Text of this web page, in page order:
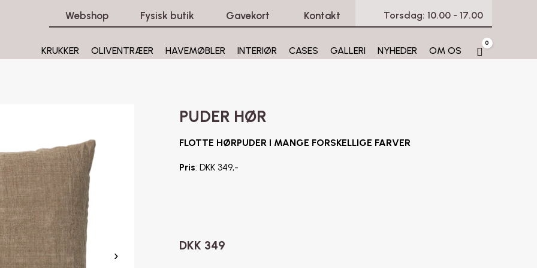
Webshop Fysisk butik Gavekort Kontakt Torsdag: 10.00 - 17.00
KRUKKER OLIVENTRÆER HAVEMØBLER INTERIØR CASES GALLERI NYHEDER OM OS Cart
0
›
PUDER HØR
FLOTTE HØRPUDER I MANGE FORSKELLIGE FARVER
Pris: DKK 349,-
DKK 349